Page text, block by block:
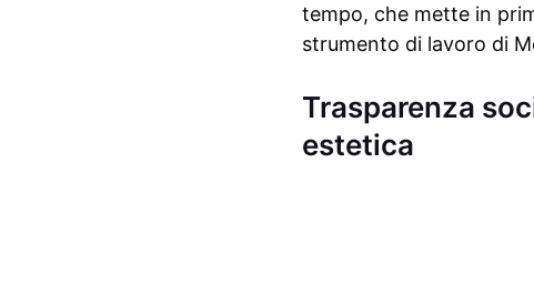
tempo, che mette in
strumento di lavoro di
Trasparenza
estetica